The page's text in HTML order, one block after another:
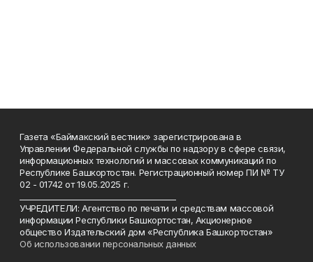
Газета «Баймакский вестник» зарегистрирована в
Управлении Федеральной службы по надзору в сфере связи,
информационных технологий и массовых коммуникаций по
Республике Башкортостан. Регистрационный номер ПИ № ТУ
02 - 01742 от 19.05.2025 г.
УЧРЕДИТЕЛИ: Агентство по печати и средствам массовой
информации Республики Башкортостан, Акционерное
общество Издательский дом «Республика Башкортостан»
Об использовании персональных данных